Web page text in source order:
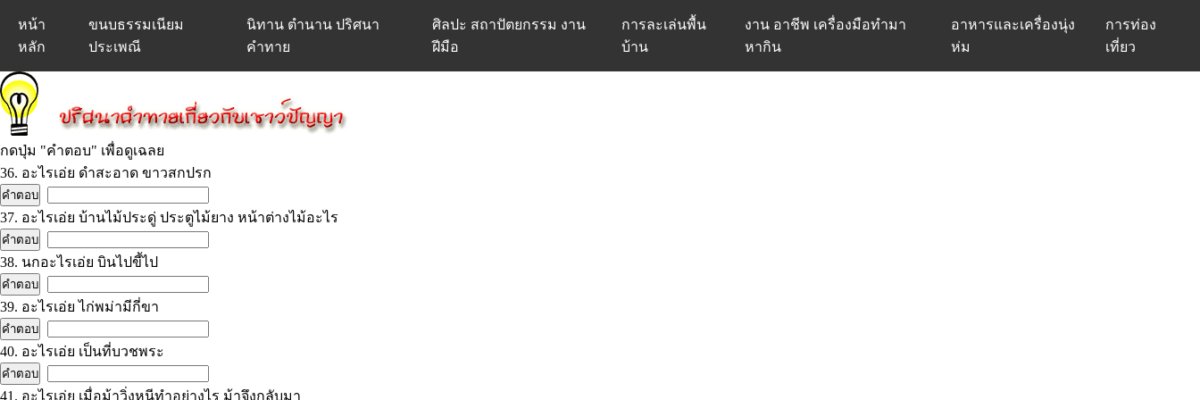
หน้า
หลัก
ขนบธรรมเนียม
ประเพณี
นิทาน ตำนาน ปริศนา
คำทาย
ศิลปะ สถาปัตยกรรม งาน
ฝีมือ
การละเล่นพื้น
บ้าน
งาน อาชีพ เครื่องมือทำมา
หากิน
อาหารและเครื่องนุ่ง
ห่ม
การท่อง
เที่ยว
กดปุ่ม "คำตอบ" เพื่อดูเฉลย
36. อะไรเอ่ย ดำสะอาด ขาวสกปรก
37. อะไรเอ่ย บ้านไม้ประดู่ ประตูไม้ยาง หน้าต่างไม้อะไร
38. นกอะไรเอ่ย บินไปขี้ไป
39. อะไรเอ่ย ไก่พม่ามีกี่ขา
40. อะไรเอ่ย เป็นที่บวชพระ
41. อะไรเอ่ย เมื่อม้าวิ่งหนีทำอย่างไร ม้าจึงกลับมา